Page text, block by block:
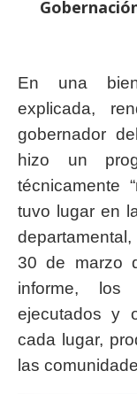
En una
explicada,
gobernador
hizo un
técnicamente
tuvo lugar en
30 de marzo
informe, los
ejecutados y
cada lugar,
las